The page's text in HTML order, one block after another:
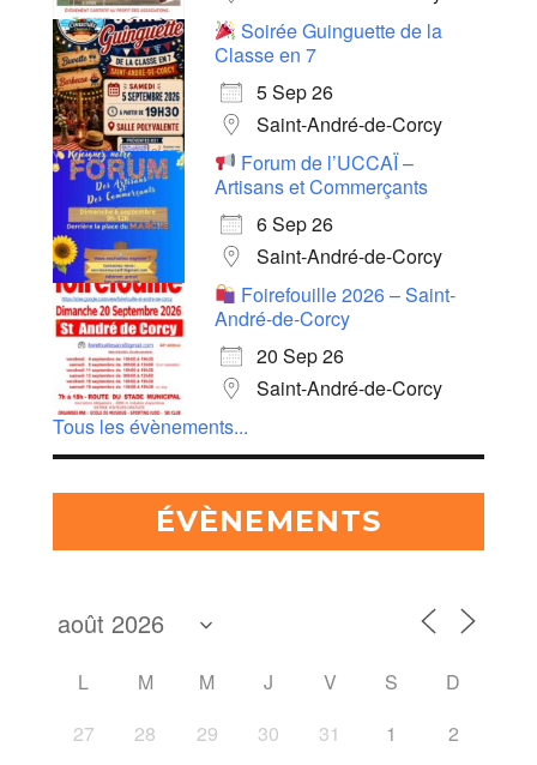
Soirée Guinguette de la
Classe en 7
5 Sep 26
Saint-André-de-Corcy
Forum de l’UCCAÏ –
Artisans et Commerçants
6 Sep 26
Saint-André-de-Corcy
Foirefouille 2026 – Saint-
André-de-Corcy
20 Sep 26
Saint-André-de-Corcy
Tous les évènements...
ÉVÈNEMENTS
L M M J V S
D
27
28 29 30 31 1 2